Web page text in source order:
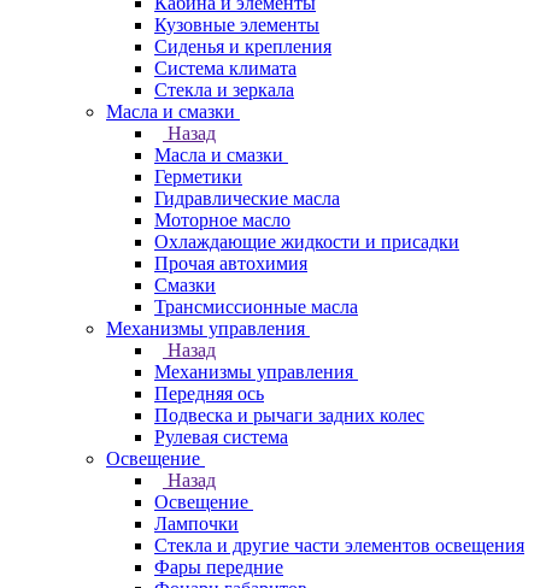
Кузовные элементы
Сиденья и крепления
Система климата
Стекла и зеркала
Масла и смазки
Назад
Масла и смазки
Герметики
Гидравлические масла
Моторное масло
Охлаждающие жидкости и присадки
Прочая автохимия
Смазки
Трансмиссионные масла
Механизмы управления
Назад
Механизмы управления
Передняя ось
Подвеска и рычаги задних колес
Рулевая система
Освещение
Назад
Освещение
Лампочки
Стекла и другие части элементов освещения
Фары передние